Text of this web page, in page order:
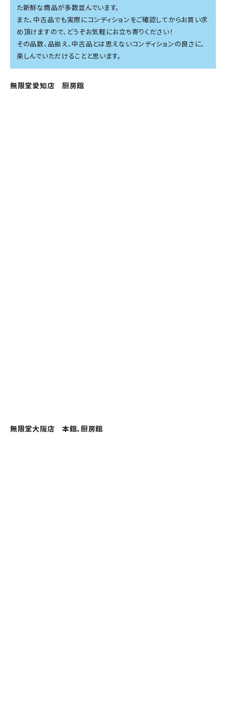
た新鮮な商品が多数並んでいます。
また、中古品でも実際にコンディションをご確認してからお買い求
め頂けますので、どうぞお気軽にお立ち寄りください！
その品数、品揃え、中古品とは思えないコンディションの良さに、
楽しんでいただけることと思います。
無限堂愛知店 厨房館
無限堂大阪店 本館、厨房館